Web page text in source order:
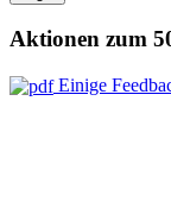
Aktionen zum
Einige